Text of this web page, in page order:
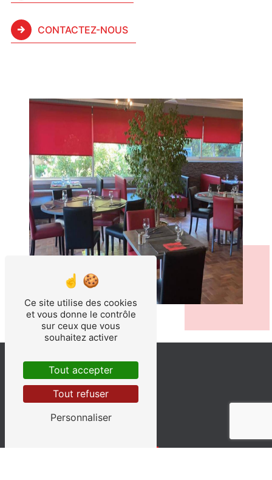
CONTACTEZ-NOUS
Ce site utilise des cookies
et vous donne le contrôle
sur ceux que vous
souhaitez activer
Tout accepter
Tout refuser
Personnaliser